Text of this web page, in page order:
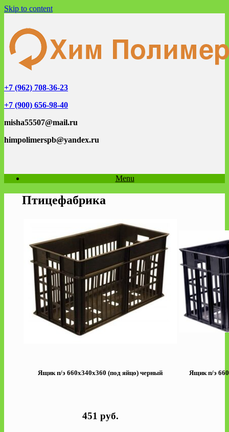
Skip to content
+7 (962) 708-36-23
+7 (900) 656-98-40
misha55507@mail.ru
himpolimerspb@yandex.ru
Menu
Птицефабрика
Ящик п/э 660х340х360 (под яйцо) черный Ящик п/э
451 руб.